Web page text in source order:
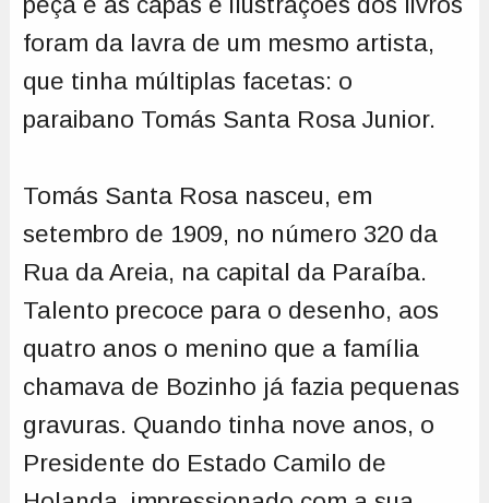
foram da lavra de um mesmo artista,
que tinha múltiplas facetas: o
paraibano Tomás Santa Rosa Junior.
Tomás Santa Rosa nasceu, em
setembro de 1909, no número 320 da
Rua da Areia, na capital da Paraíba.
Talento precoce para o desenho, aos
quatro anos o menino que a família
chamava de Bozinho já fazia pequenas
gravuras. Quando tinha nove anos, o
Presidente do Estado Camilo de